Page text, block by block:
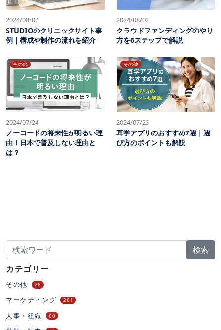
2024/08/07
STUDIOのクリニックサイト事
例｜構成や制作の流れを紹介
2024/08/02
クラウドファンディングのやり
方を6ステップで解説
その他
2024/07/24
ノーコードの将来性が明るい理
由！日本で普及しない理由と
は？
その他
2024/07/23
耳学アプリのおすすめ7選｜選
び方のポイントも解説
検索
カテゴリー
その他 26
マーケティング 261
人事・組織 60